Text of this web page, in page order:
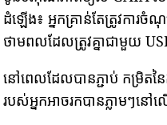
ដំឡើង៖ អ្នកគ្រាន់តែត្រូវការ
ថាមពលដែលត្រូវគ្នាជាមួយ
នៅពេលដែលបានភ្ជាប់ កម្រិត
របស់អ្នកអាចរកបានភ្លាមៗន